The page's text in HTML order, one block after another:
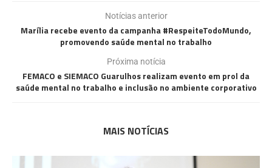
Notícias anterior
Marília recebe evento da campanha #RespeiteTodoMundo,
promovendo saúde mental no trabalho
Próxima notícia
FEMACO e SIEMACO Guarulhos realizam evento em prol da
saúde mental no trabalho e inclusão no ambiente corporativo
MAIS NOTÍCIAS